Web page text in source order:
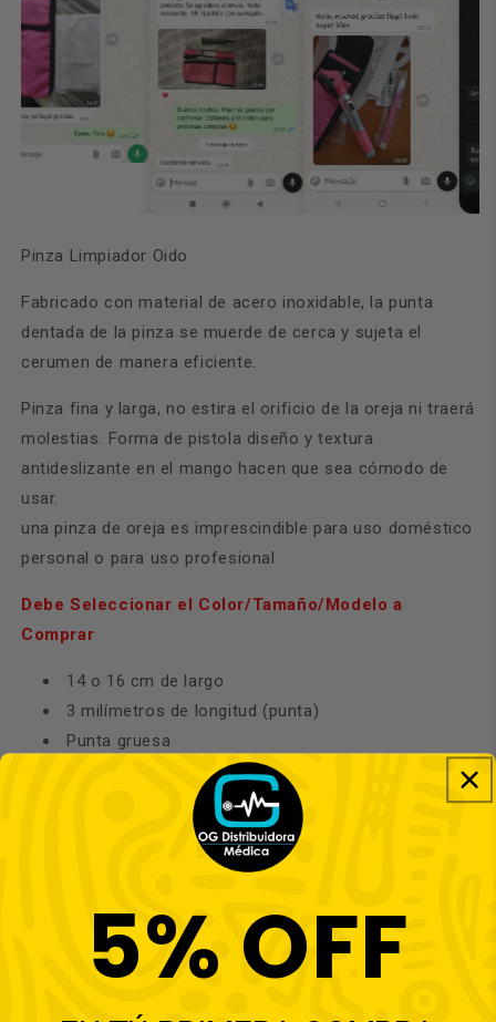
Pinza Limpiador Oido
Fabricado con material de acero inoxidable, la punta
dentada de la pinza se muerde de cerca y sujeta el
cerumen de manera eficiente.
Pinza fina y larga, no estira el orificio de la oreja ni traerá
molestias. Forma de pistola diseño y textura
antideslizante en el mango hacen que sea cómodo de
usar.
una pinza de oreja es imprescindible para uso doméstico
personal o para uso profesional
Debe Seleccionar el Color/Tamaño/Modelo a
Comprar
14 o 16 cm de largo
3 milímetros de longitud (punta)
Punta gruesa
Con zona de toma antideslizante
Certificación: ISO 13485:2016/AC:2016
Importada por: OG Distribuidora Medica (ogdmve)
Contenido de Empaque:
1 Pinza bayoneta
5% OFF